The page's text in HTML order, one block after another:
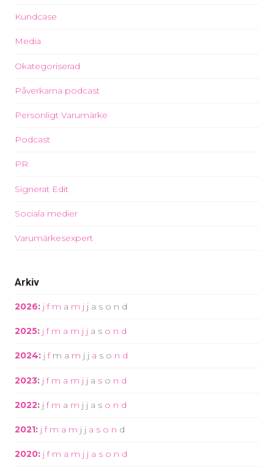
Kundcase
Media
Okategoriserad
Påverkarna podcast
Personligt Varumärke
Podcast
PR
Signerat Edit
Sociala medier
Varumärkesexpert
Arkiv
2026: j f m a m j j a s o n d
2025: j f m a m j j a s o n d
2024: j f m a m j j a s o n d
2023: j f m a m j j a s o n d
2022: j f m a m j j a s o n d
2021: j f m a m j j a s o n d
2020: j f m a m j j a s o n d